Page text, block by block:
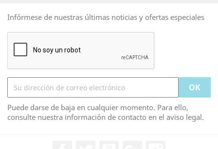
Infórmese de nuestras últimas noticias y ofertas especiales
Puede darse de baja en cualquier momento. Para ello,
consulte nuestra información de contacto en el aviso legal.